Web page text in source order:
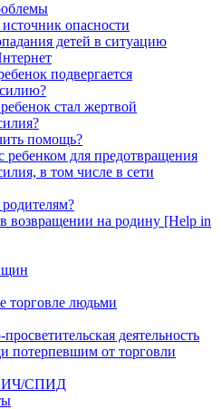
опасности
детей в ситуацию
подвергается
стал жертвой
помощь?
ребенком для предотвращения
в том числе в сети
возвращении на родину [Help in
торговле людьми
деятельность
потерпевшим от торговли
СПИД